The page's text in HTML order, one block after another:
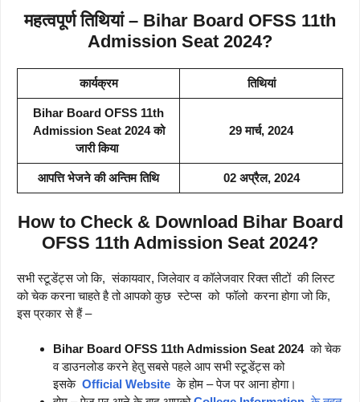
महत्वपूर्ण तिथियां – Bihar Board OFSS 11th
Admission Seat 2024?
कार्यक्रम तिथियां
Bihar Board OFSS 11th
Admission Seat 2024 को
जारी किया
29 मार्च, 2024
आपत्ति भेजने की अन्तिम तिथि 02 अप्रैल, 2024
How to Check & Download Bihar Board
OFSS 11th Admission Seat 2024?
सभी स्टूडेंट्स जो कि, संकायवार, जिलेवार व कॉलेजवार रिक्त सीटों की लिस्ट
को चेक करना चाहते है तो आपको कुछ स्टेप्स को फॉलो करना होगा जो कि,
इस प्रकार से हैं –
Bihar Board OFSS 11th Admission Seat 2024 को चेक
व डाउनलोड करने हेतु सबसे पहले आप सभी स्टूडेंट्स को
इसके Official Website के होम – पेज पर आना होगा।